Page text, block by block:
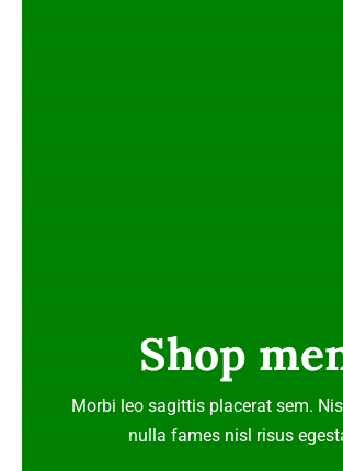
Shop
Morbi leo sagittis placerat sem.
nulla fames nisl risus